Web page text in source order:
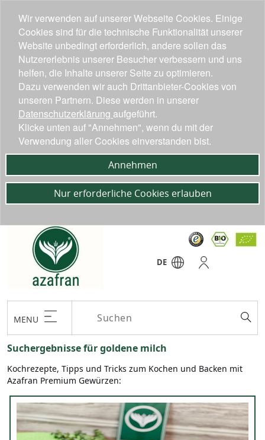
DE
MENU
Suchergebnisse für goldene milch
Kochrezepte, Tipps und Tricks zum Kochen und Backen mit
Azafran Premium Gewürzen:
Wir verwenden auf unserer Webseite Cookies. Einige
Cookies sind für die technische Funktionalität unserer
Website unbedingt erforderlich, andere sollen das
Nutzererlebnis unserer Besucher verbessern und uns
helfen, die Inhalte unserer Seite zu optimieren.
Dazu verwenden wir auch Drittanbieter-Cookies von
unseren Partnern. Diese werden in unserer
Datenschutzerklärung aufgeführt.
Klicke unten auf "Annehmen", wenn du mit der
Verwendung aller Cookies einverstanden bist.
Annehmen
Nur erforderliche Cookies erlauben